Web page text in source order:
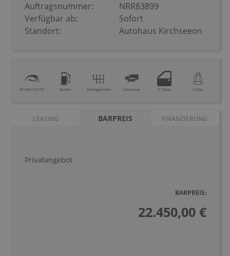
92 kW (125 PS) Benzin Schaltgetriebe Limousine 5 Türen 5 Sitze
Auftragsnummer:
NRR83899
Verfügbar ab:
Sofort
Standort:
Autohaus Kirchseeon
LEASING BARPREIS FINANZIERUNG
Privatangebot
BARPREIS:
22.450,00 €